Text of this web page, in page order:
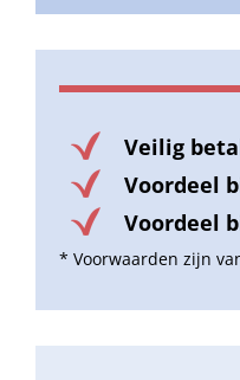
Veilig
Voordeel
Voordeel
* Voorwaarden zijn